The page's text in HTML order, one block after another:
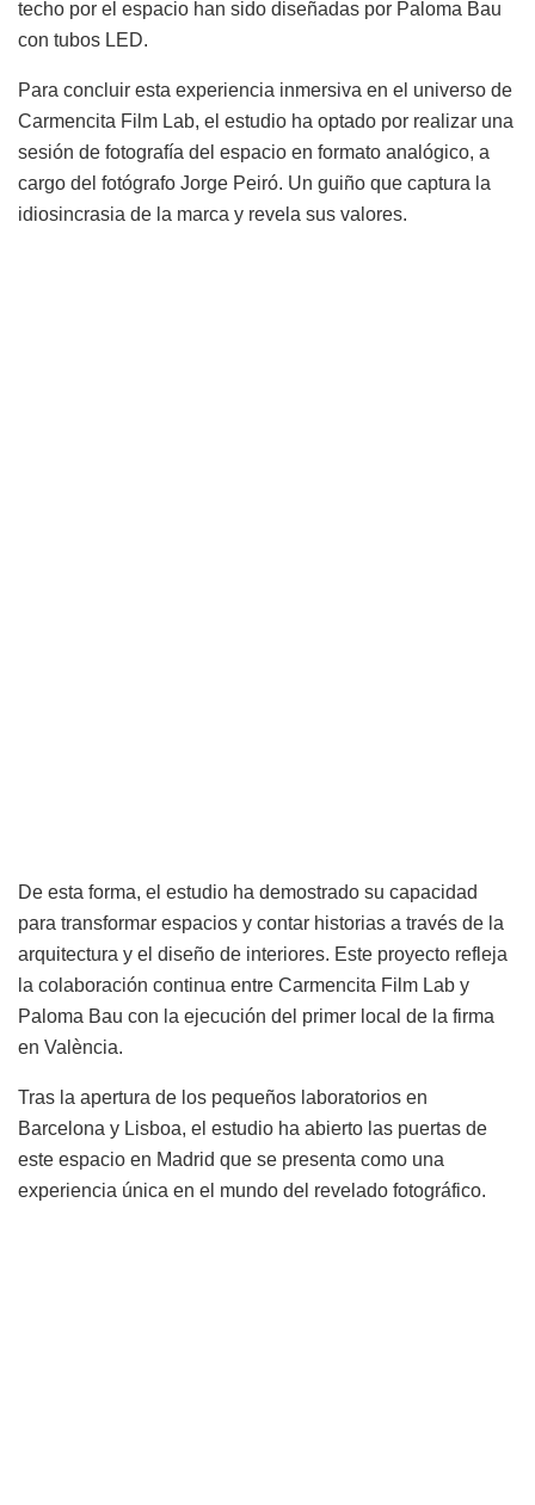
techo por el espacio han sido diseñadas por Paloma Bau
con tubos LED.
Para concluir esta experiencia inmersiva en el universo de
Carmencita Film Lab, el estudio ha optado por realizar una
sesión de fotografía del espacio en formato analógico, a
cargo del fotógrafo Jorge Peiró. Un guiño que captura la
idiosincrasia de la marca y revela sus valores.
De esta forma, el estudio ha demostrado su capacidad
para transformar espacios y contar historias a través de la
arquitectura y el diseño de interiores. Este proyecto refleja
la colaboración continua entre Carmencita Film Lab y
Paloma Bau con la ejecución del primer local de la firma
en València.
Tras la apertura de los pequeños laboratorios en
Barcelona y Lisboa, el estudio ha abierto las puertas de
este espacio en Madrid que se presenta como una
experiencia única en el mundo del revelado fotográfico.